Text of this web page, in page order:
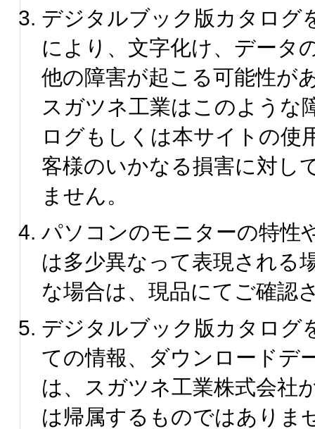
デジタルブック版カタログ
により、文字化け、データ
他の障害が起こる可能性が
スガツネ工業はこのような
ログもしくは本サイトの使
客様のいかなる損害に対し
ません。
パソコンのモニターの特性
は多少異なって表現される
な場合は、現品にてご確認
デジタルブック版カタログ
ての情報、ダウンロードデ
は、スガツネ工業株式会社
は帰属するものではありま